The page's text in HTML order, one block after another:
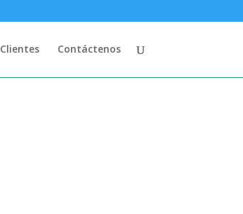
Clientes Contáctenos